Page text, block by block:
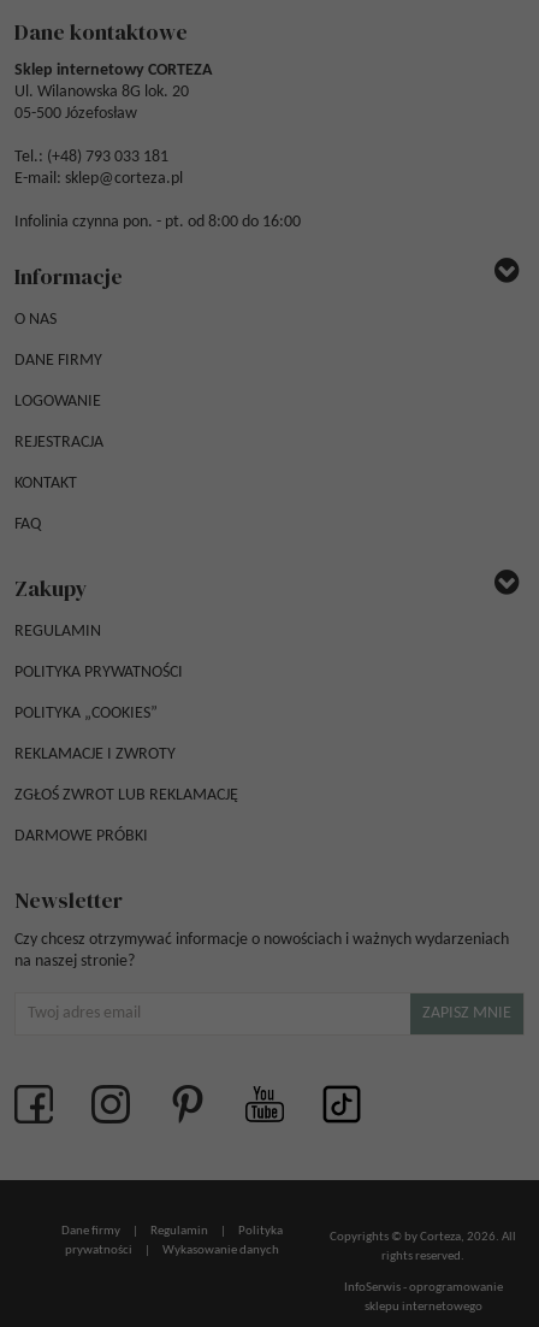
Dane kontaktowe
Sklep internetowy CORTEZA
Ul. Wilanowska 8G lok. 20
05-500 Józefosław
Tel.: (+48) 793 033 181
E-mail: sklep@corteza.pl
Infolinia czynna pon. - pt. od 8:00 do 16:00
Informacje
O NAS
DANE FIRMY
LOGOWANIE
REJESTRACJA
KONTAKT
FAQ
Zakupy
REGULAMIN
POLITYKA PRYWATNOŚCI
POLITYKA „COOKIES”
REKLAMACJE I ZWROTY
ZGŁOŚ ZWROT LUB REKLAMACJĘ
DARMOWE PRÓBKI
Newsletter
Czy chcesz otrzymywać informacje o nowościach i ważnych wydarzeniach
na naszej stronie?
Copyrights © by Corteza, 2026. All
rights reserved.
InfoSerwis-oprogramowanie
sklepu internetowego
Dane firmy Regulamin
Polityka
prywatności
Wykasowanie danych